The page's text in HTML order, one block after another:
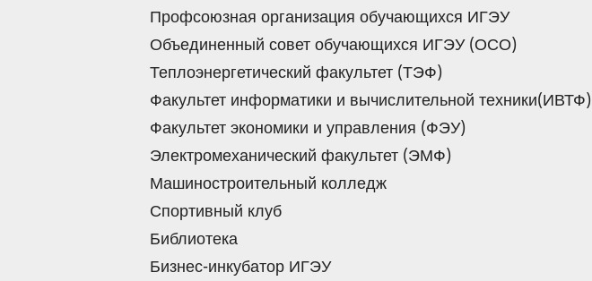
Профсоюзная организация обучающихся ИГЭУ
Объединенный совет обучающихся ИГЭУ (ОСО)
Теплоэнергетический факультет (ТЭФ)
Факультет информатики и вычислительной техники(ИВТФ)
Факультет экономики и управления (ФЭУ)
Электромеханический факультет (ЭМФ)
Машиностроительный колледж
Спортивный клуб
Библиотека
Бизнес-инкубатор ИГЭУ